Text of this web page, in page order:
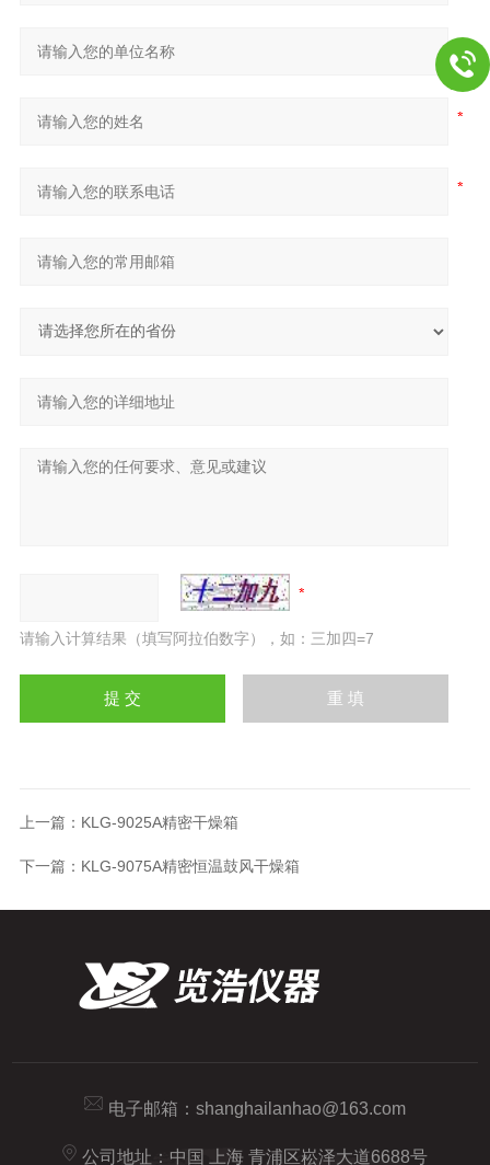
请输入计算结果（填写阿拉伯数字），如：三加四=7
上一篇： KLG-9025A精密干燥箱
下一篇： KLG-9075A精密恒温鼓风干燥箱
电子邮箱： shanghailanhao@163.com
公司地址：中国 上海 青浦区崧泽大道6688号